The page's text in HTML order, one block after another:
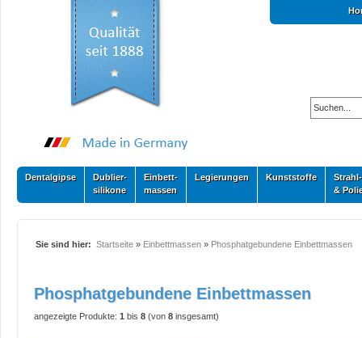
Dentalgipse
Dublier-
silikone
Einbett-
massen
Legierungen Kunststoffe
Strahl-
&
Sie sind hier: Startseite » Einbettmassen » Phosphatgebundene Einbettmassen
Phosphatgebundene Einbettmassen
angezeigte Produkte: 1 bis 8 (von 8 insgesamt)